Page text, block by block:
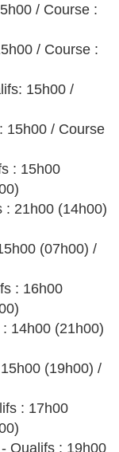
/ Course :
/ Course :
15h00 /
15h00 / Course
: 15h00
: 21h00 (14h00)
(07h00) /
: 16h00
14h00 (21h00)
(19h00) /
: 17h00
Qualifs : 19h00